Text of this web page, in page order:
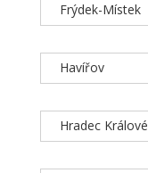
Frýdek-Místek
Havířov
Hradec Králové